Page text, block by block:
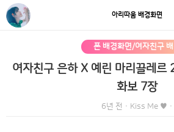
아리따움 배경화면
폰 배경화면/여자친구
여자친구 은하 X 예린 마리끌레르
화보 7장
6년 전 · Kiss Me ♥ ·